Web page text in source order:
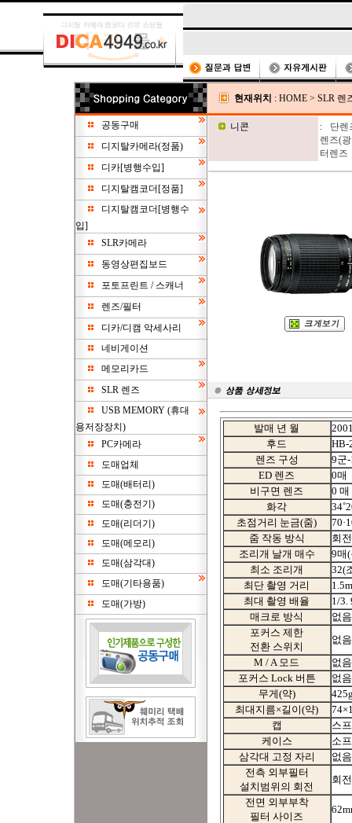
공동구매
디지탈카메라(정품)
디카[병행수입]
디지탈캠코더[정품]
디지탈캠코더[병행수
입]
SLR카메라
동영상편집보드
포토프린트 / 스캐너
렌즈/필터
디카/디캠 악세사리
네비게이션
메모리카드
SLR 렌즈
USB MEMORY (휴대
용저장장치)
PC카메라
도매업체
도매(배터리)
도매(충전기)
도매(리더기)
도매(메모리)
도매(삼각대)
도매(기타용품)
도매(가방)
현재위치 : HOME > SLR 렌
니콘 :
단렌
렌즈(
터렌즈
발매 년 월
후드
HB-
렌즈 구성
9군
ED 렌즈
0매
비구면 렌즈
0 매
화각
초점거리 눈금(줌)
줌 작동 방식
회
조리개 날개 매수
9매
최소 조리개
32(
최단 촬영 거리
1.5m
최대 촬영 배율
1/3.
매크로 방식
없음
포커스 제한
전환 스위치
없음
M / A 모드
없음
포커스 Lock 버튼
없음
무게(약)
최대지름×길이(약)
캡
스
케이스
소
삼각대 고정 자리
없음
전측 외부필터
설치범위의 회전
회
전면 외부부착
필터 사이즈